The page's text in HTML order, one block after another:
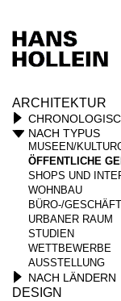
ARCHITEKTUR
NACH TYPUS
MUSEEN/
ÖFFENTLICHE
SHOPS UND
WOHNBAU
BÜRO-/
URBANER RAUM
STUDIEN
WETTBEWERBE
AUSSTELLUNG
NACH LÄNDERN
DESIGN